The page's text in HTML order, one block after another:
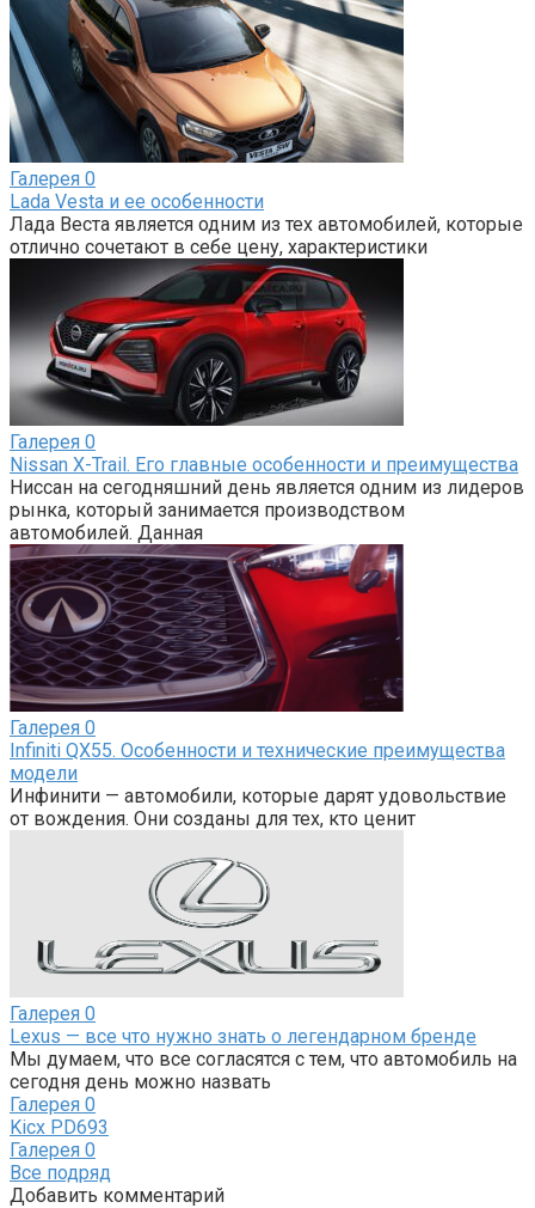
Галерея 0
Lada Vesta и ее особенности
Лада Веста является одним из тех автомобилей, которые
отлично сочетают в себе цену, характеристики
Галерея 0
Nissan X-Trail. Его главные особенности и преимущества
Ниссан на сегодняшний день является одним из лидеров
рынка, который занимается производством
автомобилей. Данная
Галерея 0
Infiniti QX55. Особенности и технические преимущества
модели
Инфинити — автомобили, которые дарят удовольствие
от вождения. Они созданы для тех, кто ценит
Галерея 0
Lexus — все что нужно знать о легендарном бренде
Мы думаем, что все согласятся с тем, что автомобиль на
сегодня день можно назвать
Галерея 0
Kicx PD693
Галерея 0
Все подряд
Добавить комментарий